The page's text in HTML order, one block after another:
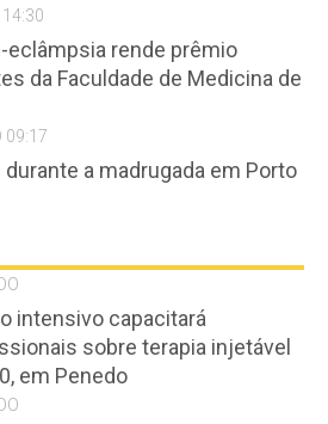
14:30
eclâmpsia rende prêmio
da Faculdade de Medicina de
09:17
a madrugada em Porto
intensivo capacitará
sobre terapia injetável
em Penedo